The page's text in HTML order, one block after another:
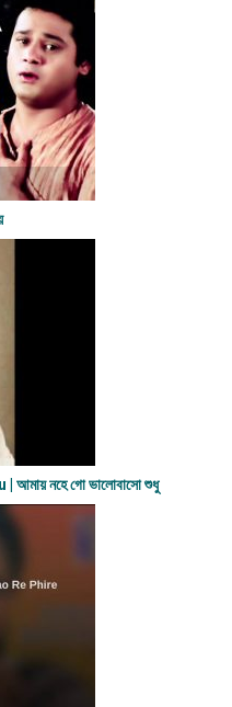
নহে গো ভালোবাসো শুধু